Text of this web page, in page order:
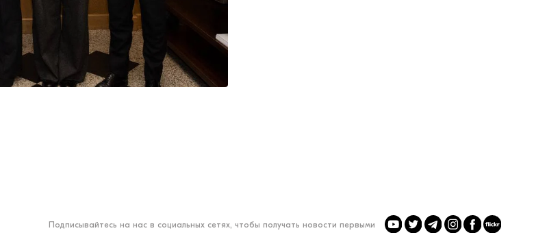
Подписывайтесь на нас в социальных сетях, чтобы получать новости первыми